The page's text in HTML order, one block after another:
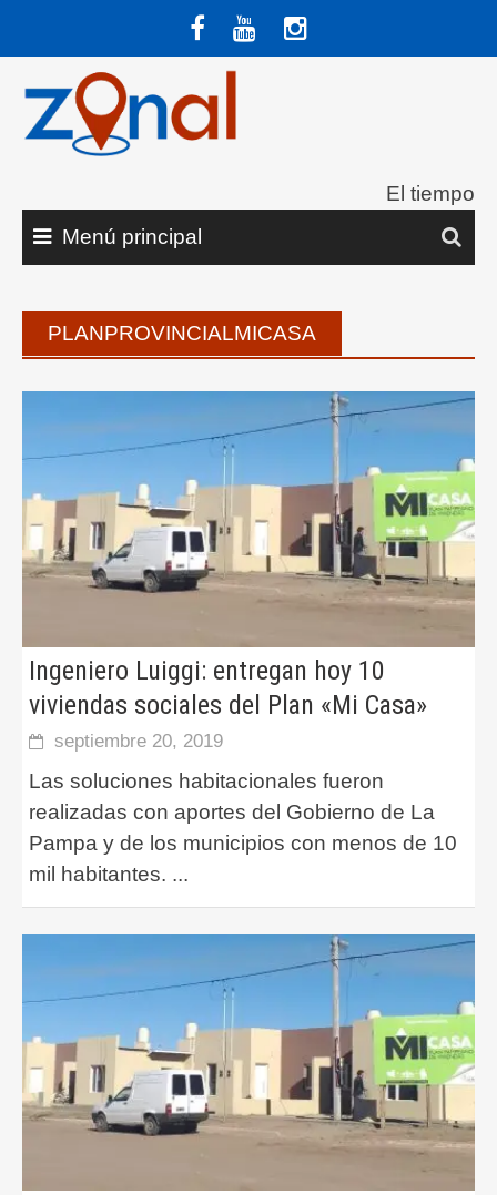
contenido
El tiempo
Menú principal
PLANPROVINCIALMICASA
Ingeniero Luiggi: entregan hoy 10
viviendas sociales del Plan «Mi Casa»
septiembre 20, 2019
Las soluciones habitacionales fueron
realizadas con aportes del Gobierno de La
Pampa y de los municipios con menos de 10
mil habitantes. ...